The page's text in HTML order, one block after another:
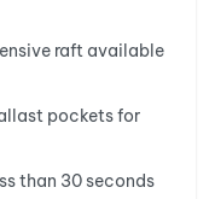
raft available
pockets for
than 30 seconds